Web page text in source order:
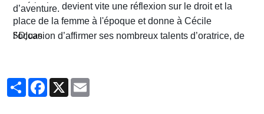
américaine devient vite une réflexion sur le droit et la
place de la femme à l'époque et donne à Cécile
l’occasion d’affirmer ses nombreux talents d’oratrice, de
dire.
d’aventure.
SDJuan
PartagerFacebook
X